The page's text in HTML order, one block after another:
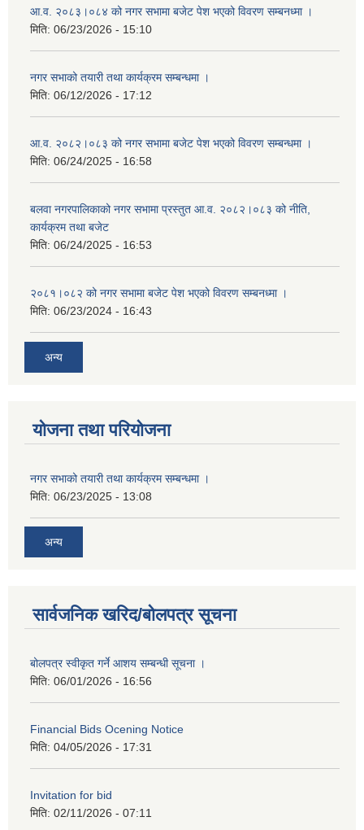
आ.व. २०८३।०८४ को नगर सभामा बजेट पेश भएको विवरण सम्बनध्मा ।
मिति: 06/23/2026 - 15:10
नगर सभाको तयारी तथा कार्यक्रम सम्बन्धमा ।
मिति: 06/12/2026 - 17:12
आ.व. २०८२।०८३ को नगर सभामा बजेट पेश भएको विवरण सम्बन्धमा ।
मिति: 06/24/2025 - 16:58
बलवा नगरपालिकाको नगर सभामा प्रस्तुत आ.व. २०८२।०८३ को नीति,
कार्यक्रम तथा बजेट
मिति: 06/24/2025 - 16:53
२०८१।०८२ को नगर सभामा बजेट पेश भएको विवरण सम्बनध्मा ।
मिति: 06/23/2024 - 16:43
अन्य
योजना तथा परियोजना
नगर सभाको तयारी तथा कार्यक्रम सम्बन्धमा ।
मिति: 06/23/2025 - 13:08
अन्य
सार्वजनिक खरिद/बोलपत्र सूचना
बोलपत्र स्वीकृत गर्ने आशय सम्बन्धी सूचना ।
मिति: 06/01/2026 - 16:56
Financial Bids Ocening Notice
मिति: 04/05/2026 - 17:31
Invitation for bid
मिति: 02/11/2026 - 07:11